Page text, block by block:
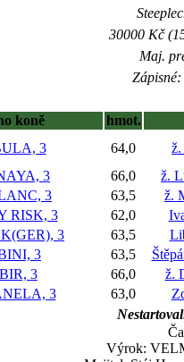
30000 Kč
Maj.
koně
hmot.
3 64,0
ž.
3 66,0
ž.
3 63,5
ž.
RISK, 3 62,0
3 63,5
3 63,5
3 66,0
ž.
3 63,0
Výrok: